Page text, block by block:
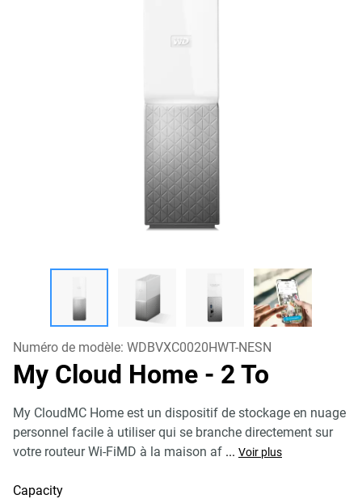
Numéro de modèle: WDBVXC0020HWT-NESN
My Cloud Home - 2 To
My CloudMC Home est un dispositif de stockage en nuage
personnel facile à utiliser qui se branche directement sur
votre routeur Wi-FiMD à la maison af ... Voir plus
Capacity